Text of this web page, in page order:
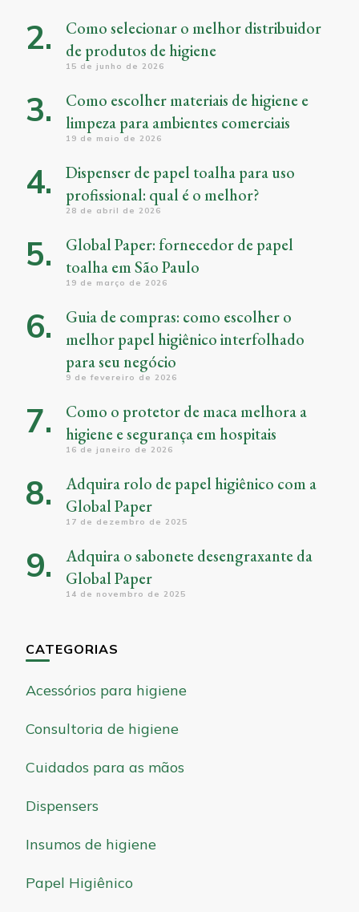
Como selecionar o melhor distribuidor
de produtos de higiene
15 de junho de 2026
Como escolher materiais de higiene e
limpeza para ambientes comerciais
19 de maio de 2026
Dispenser de papel toalha para uso
profissional: qual é o melhor?
28 de abril de 2026
Global Paper: fornecedor de papel
toalha em São Paulo
19 de março de 2026
Guia de compras: como escolher o
melhor papel higiênico interfolhado
para seu negócio
9 de fevereiro de 2026
Como o protetor de maca melhora a
higiene e segurança em hospitais
16 de janeiro de 2026
Adquira rolo de papel higiênico com a
Global Paper
17 de dezembro de 2025
Adquira o sabonete desengraxante da
Global Paper
14 de novembro de 2025
CATEGORIAS
Acessórios para higiene
Consultoria de higiene
Cuidados para as mãos
Dispensers
Insumos de higiene
Papel Higiênico